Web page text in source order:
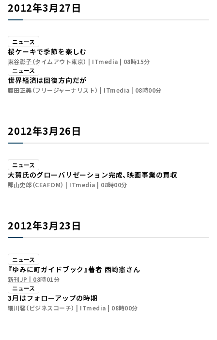
2012年3月27日
ニュース
桜ケーキで季節を楽しむ
東谷彰子（タイムアウト東京） ITmedia
08時15分
ニュース
世界経済は回復方向だが
藤田正美（フリージャーナリスト） ITmedia 08時00分
2012年3月26日
ニュース
大賀氏のグローバリゼーション完成、映画事業の買収
郡山史郎（CEAFOM） ITmedia 08時00分
2012年3月23日
ニュース
『ゆみに町ガイドブック』著者 西崎憲さん
新刊JP
08時01分
ニュース
3月はフォローアップの時期
細川馨（ビジネスコーチ） ITmedia 08時00分